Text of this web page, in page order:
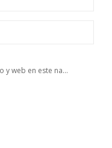
Guarda mi nombre, correo electrónico y web en este navegador para la próxima vez que comente.